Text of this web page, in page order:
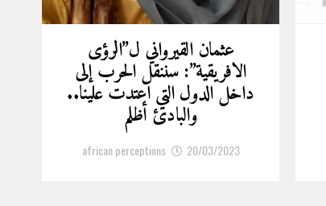
عثمان القيرواني ل”الرؤى
الافريقية”: سننقل الحرب إلى
داخل الدول التي اعتدت علينا..
والبادئ أظلم
african perceptions 20/03/2023